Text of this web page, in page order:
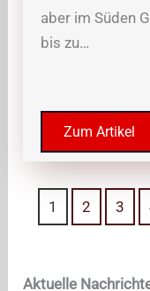
aber im Süden
bis zu…
Zum Artikel
1 2 3
Aktuelle